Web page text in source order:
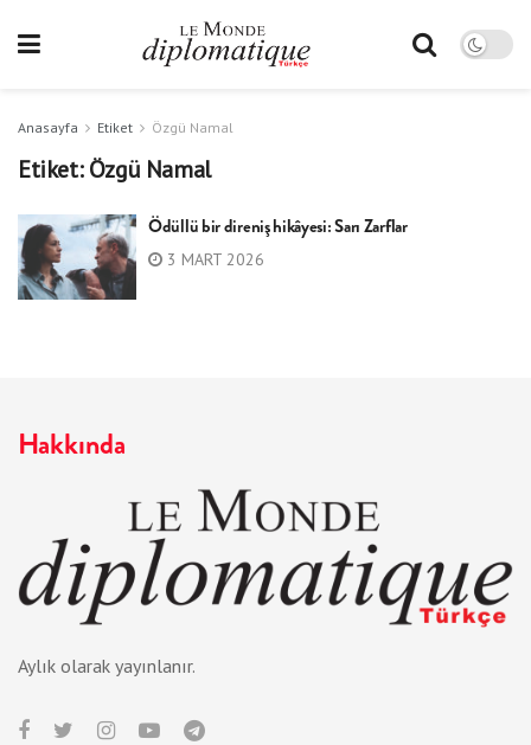
Anasayfa Etiket Özgü Namal
Etiket:Özgü Namal
Ödüllü bir direniş hikâyesi: Sarı Zarflar
3 MART 2026
Hakkında
Aylık olarak yayınlanır.